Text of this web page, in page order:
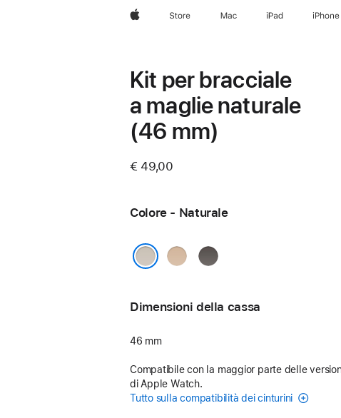
AppleStore Mac iPad iPhone
Kit per bracciale
a maglie naturale
(46 mm)
€ 49,00
Colore - Naturale
Oro Ardesia
Dimensioni della cassa
46 mm
Compatibile con la maggior parte delle
di Apple Watch.
Tutto sulla compatibilità dei cinturini